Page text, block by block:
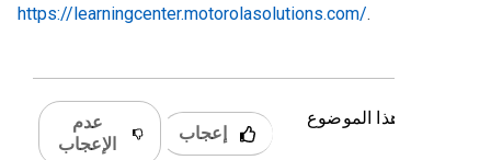
https://learningcenter.motorolasolutions.com/
كان هذا الموضوع
إعجاب
الإعجاب